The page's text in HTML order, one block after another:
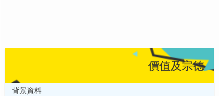
價值及宗德
背景資料